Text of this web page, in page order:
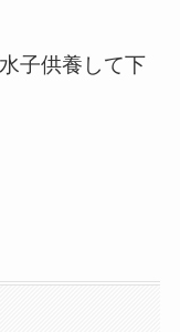
子供養して下